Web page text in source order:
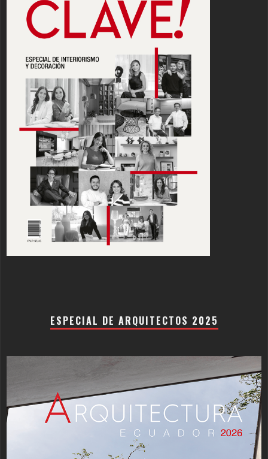
ESPECIAL DE ARQUITECTOS 2025